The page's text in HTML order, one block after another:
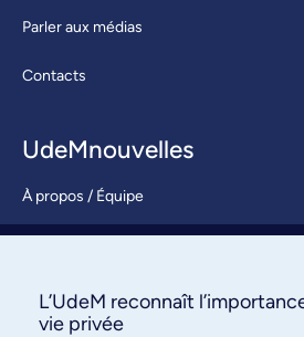
Parler aux médias
Contacts
UdeMnouvelles
À propos / Équipe
S’abonner
L’UdeM reconnaît
vie privée